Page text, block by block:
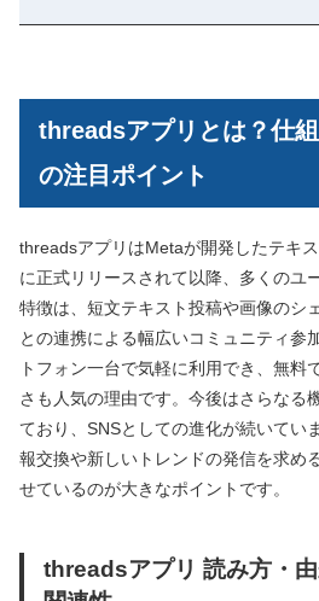
threadsアプリとは？仕
の注目ポイント
threadsアプリはMetaが開発したテキ
に正式リリースされて以降、多くのユ
特徴は、短文テキスト投稿や画像のシ
との連携による幅広いコミュニティ参
トフォン一台で気軽に利用でき、無料
さも人気の理由です。今後はさらなる
ており、SNSとしての進化が続いてい
報交換や新しいトレンドの発信を求め
せているのが大きなポイントです。
threadsアプリ 読み方・